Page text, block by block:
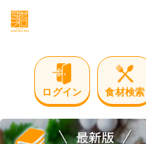
ログイン 食材検索